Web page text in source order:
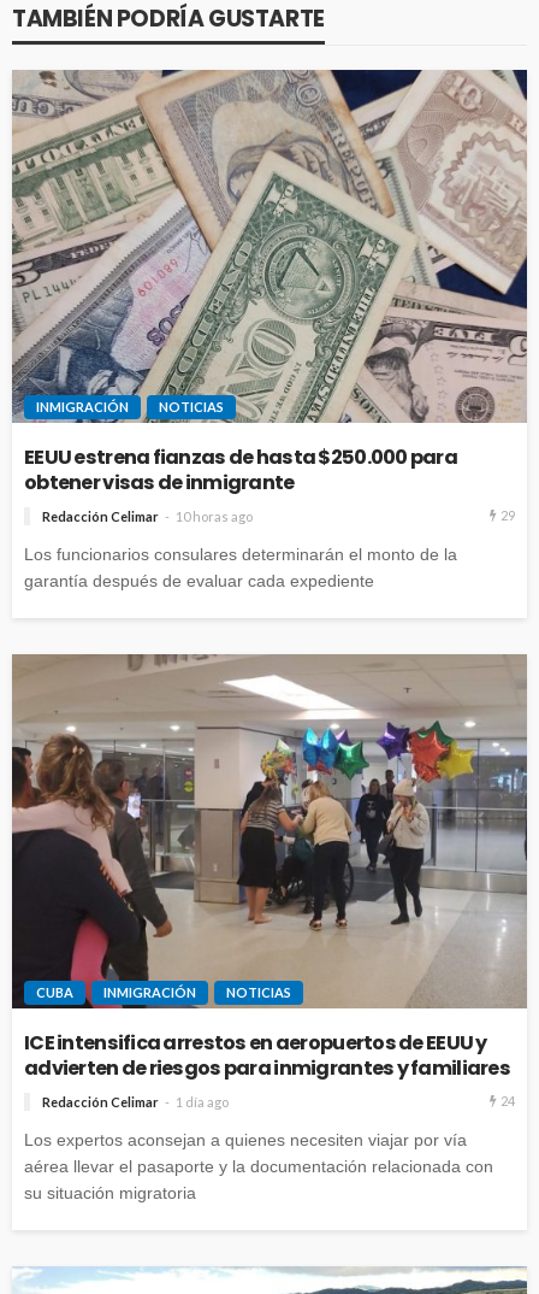
TAMBIÉN PODRÍA GUSTARTE
INMIGRACIÓN NOTICIAS
EEUU estrena fianzas de hasta $250.000 para
obtener visas de inmigrante
Redacción Celimar 10 horas ago 29
Los funcionarios consulares determinarán el monto de la
garantía después de evaluar cada expediente
CUBA INMIGRACIÓN NOTICIAS
ICE intensifica arrestos en aeropuertos de EEUU y
advierten de riesgos para inmigrantes y familiares
Redacción Celimar 1 día ago 24
Los expertos aconsejan a quienes necesiten viajar por vía
aérea llevar el pasaporte y la documentación relacionada con
su situación migratoria